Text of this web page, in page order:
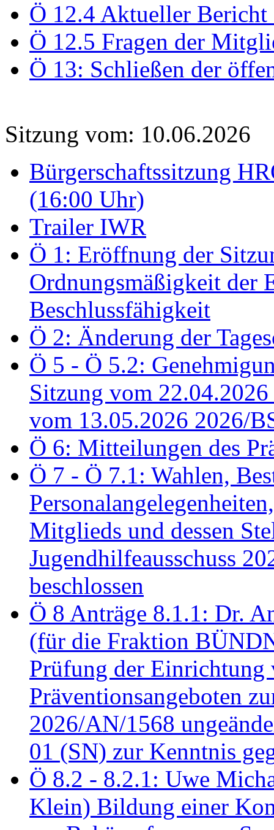
Ö 12.4 Aktueller Bericht
Ö 12.5 Fragen der
Ö 13: Schließen der
Sitzung vom: 10.06.2026
Bürgerschaftssitzung
(16:00 Uhr)
Trailer IWR
Ö 1: Eröffnung der
Ordnungsmäßigkeit der
Beschlussfähigkeit
Ö 2: Änderung der
Ö 5 - Ö 5.2:
Sitzung vom
vom 13.05.2026 2026/
Ö 6: Mitteilungen des
Ö 7 - Ö 7.1: Wahlen,
Mitglieds und dessen
Jugendhilfeausschuss
beschlossen
Ö 8 Anträge 8.1.1: Dr.
(für die Fraktion
Prüfung der Einrichtung
Präventionsangeboten
2026/AN/1568
01 (SN) zur Kenntnis
Ö 8.2 - 8.2.1: Uwe
Klein) Bildung einer